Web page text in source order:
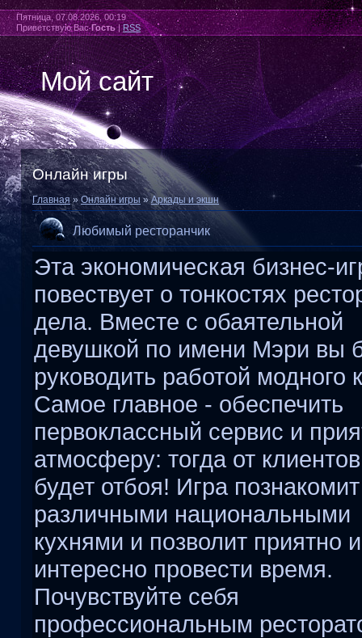
Пятница, 07.08.2026, 00:19
Приветствую Вас Гость|RSS
Мой сайт
Онлайн игры
Главная »Онлайн игры »Аркады и экшн
Любимый ресторанчик
Эта экономическая бизнес-
повествует о тонкостях
дела. Вместе с обаятельной
девушкой по имени Мэри вы
руководить работой модного
Самое главное - обеспечить
первоклассный сервис и
атмосферу: тогда от
будет отбоя! Игра
различными национальными
кухнями и позволит приятно и
интересно провести время.
Почувствуйте себя
профессиональным